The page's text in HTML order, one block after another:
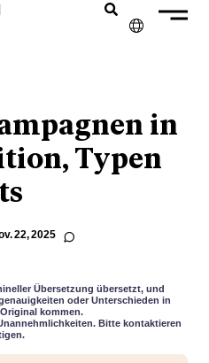
NEDERLANDS
in
Typen
22, 2025
Übersetzung übersetzt, und
oder Unterschieden in
kommen.
Bitte kontaktieren